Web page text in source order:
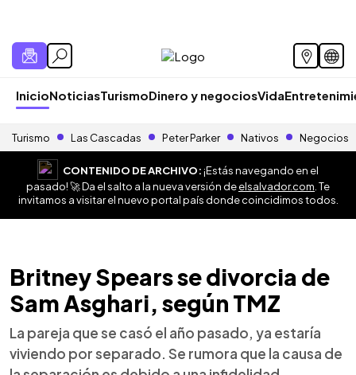
InicioNoticiasTurismoDinero y negociosVida
Turismo Las Cascadas Peter Parker Nativos Negocios
CONTENIDO DE ARCHIVO:¡Estás navegando en el
pasado! 🚀 Da el salto a la nueva versión deelsalvador.com . Te
invitamos a visitar el nuevo portal país donde coincidimos todos.
Britney Spears se divorcia de
Sam Asghari, según TMZ
La pareja que se casó el año pasado, ya estaría
viviendo por separado. Se rumora que la causa de